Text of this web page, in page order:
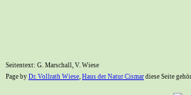
Seitentext: G. Marschall, V. Wiese
Page by Dr. Vollrath Wiese, Haus der Natur Cismar diese Seite